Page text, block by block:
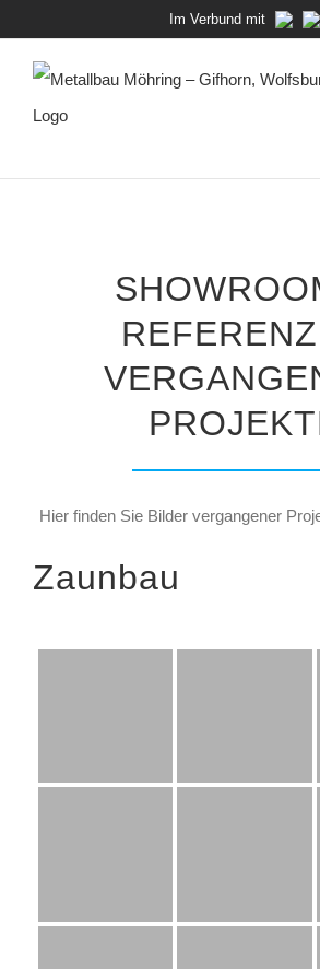
springen
Im Verbund mit
Hier finden Sie Bilder vergangener
Zaunbau